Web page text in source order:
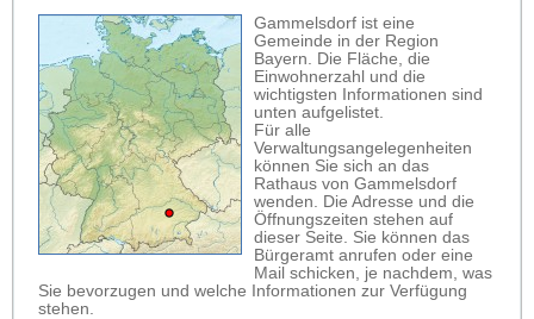
Gammelsdorf ist eine
Gemeinde in der Region
Bayern. Die Fläche, die
Einwohnerzahl und die
wichtigsten Informationen sind
unten aufgelistet.
Für alle
Verwaltungsangelegenheiten
können Sie sich an das
Rathaus von Gammelsdorf
wenden. Die Adresse und die
Öffnungszeiten stehen auf
dieser Seite. Sie können das
Bürgeramt anrufen oder eine
Mail schicken, je nachdem, was
Sie bevorzugen und welche Informationen zur Verfügung
stehen.